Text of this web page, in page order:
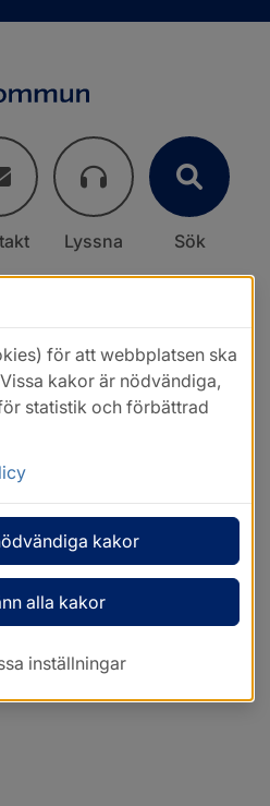
Lyssna Sök
för att webbplatsen ska
kakor är nödvändiga,
statistik och förbättrad
kakor
alla kakor
inställningar